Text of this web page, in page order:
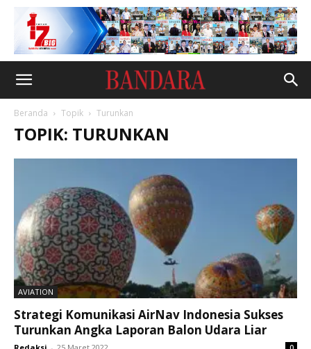
Beranda Topik Turunkan
TOPIK: TURUNKAN
AVIATION
Strategi Komunikasi AirNav Indonesia Sukses
Turunkan Angka Laporan Balon Udara Liar